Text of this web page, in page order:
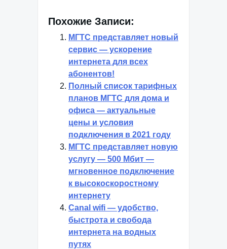
Похожие Записи:
МГТС представляет новый
сервис — ускорение
интернета для всех
абонентов!
Полный список тарифных
планов МГТС для дома и
офиса — актуальные
цены и условия
подключения в 2021 году
МГТС представляет новую
услугу — 500 Мбит —
мгновенное подключение
к высокоскоростному
интернету
Canal wifi — удобство,
быстрота и свобода
интернета на водных
путях